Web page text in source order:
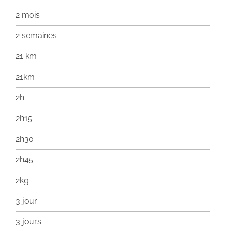
2 mois
2 semaines
21 km
21km
2h
2h15
2h30
2h45
2kg
3 jour
3 jours